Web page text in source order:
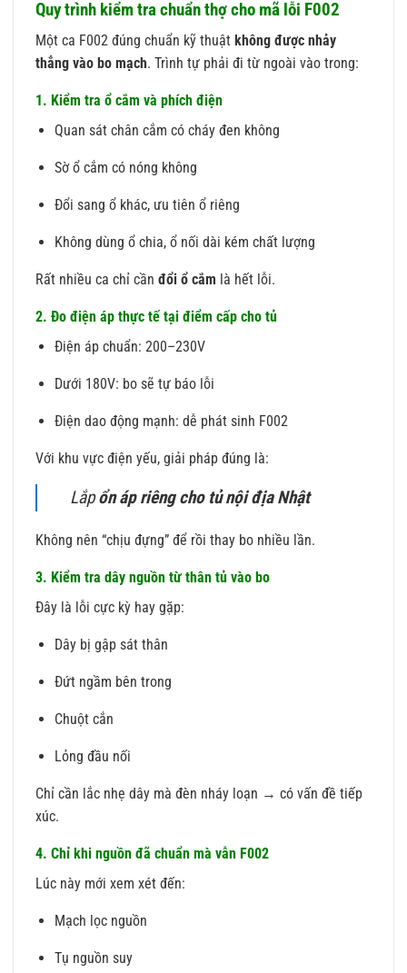
Quy trình kiểm tra chuẩn thợ cho mã lỗi F002
Một ca F002 đúng chuẩn kỹ thuật không được nhảy
thẳng vào bo mạch. Trình tự phải đi từ ngoài vào trong:
1. Kiểm tra ổ cắm và phích điện
Quan sát chân cắm có cháy đen không
Sờ ổ cắm có nóng không
Đổi sang ổ khác, ưu tiên ổ riêng
Không dùng ổ chia, ổ nối dài kém chất lượng
Rất nhiều ca chỉ cần đổi ổ cắm là hết lỗi.
2. Đo điện áp thực tế tại điểm cấp cho tủ
Điện áp chuẩn: 200–230V
Dưới 180V: bo sẽ tự báo lỗi
Điện dao động mạnh: dễ phát sinh F002
Với khu vực điện yếu, giải pháp đúng là:
Lắpổn áp riêng cho tủ nội địa Nhật
Không nên “chịu đựng” để rồi thay bo nhiều lần.
3. Kiểm tra dây nguồn từ thân tủ vào bo
Đây là lỗi cực kỳ hay gặp:
Dây bị gập sát thân
Đứt ngầm bên trong
Chuột cắn
Lỏng đầu nối
Chỉ cần lắc nhẹ dây mà đèn nháy loạn → có vấn đề tiếp
xúc.
4. Chỉ khi nguồn đã chuẩn mà vẫn F002
Lúc này mới xem xét đến:
Mạch lọc nguồn
Tụ nguồn suy